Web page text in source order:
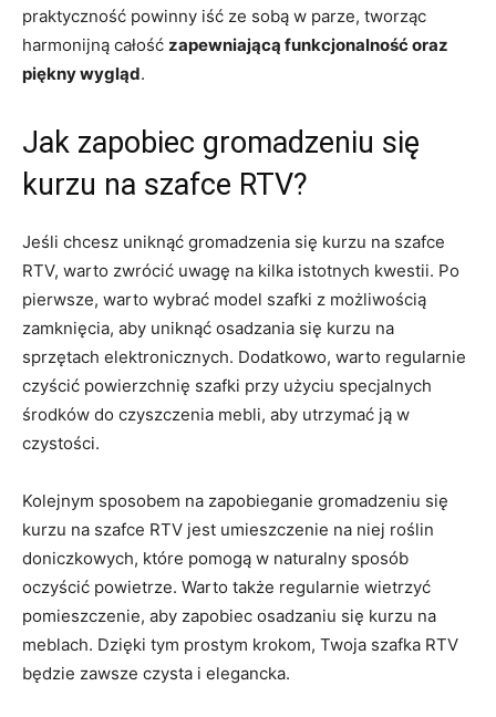
⁤praktyczność powinny iść⁢ ze sobą​ w‍ parze, tworząc
harmonijną całość zapewniającą funkcjonalność oraz
piękny wygląd.
Jak zapobiec gromadzeniu ‌się
kurzu na szafce RTV?
Jeśli⁢ chcesz uniknąć‌ gromadzenia się kurzu⁣ na szafce
RTV,⁤ warto zwrócić‍ uwagę na ⁣kilka istotnych kwestii. Po
pierwsze, ⁢warto wybrać model szafki z możliwością‍
zamknięcia, aby uniknąć osadzania się​ kurzu na
⁢sprzętach elektronicznych.‌ Dodatkowo, warto regularnie
czyścić ‌powierzchnię szafki‌ przy użyciu specjalnych
środków do czyszczenia mebli, aby utrzymać ją ⁣w⁢
czystości.
Kolejnym ​sposobem na zapobieganie gromadzeniu się
kurzu na szafce⁤ RTV jest umieszczenie na niej​ roślin⁣
doniczkowych, które pomogą w ⁢naturalny sposób
oczyścić ⁢powietrze. Warto także regularnie wietrzyć
pomieszczenie, aby‌ zapobiec osadzaniu⁣ się kurzu ⁢na
meblach.​ Dzięki tym ⁢prostym krokom,⁤ Twoja szafka RTV
będzie zawsze ​czysta i elegancka.